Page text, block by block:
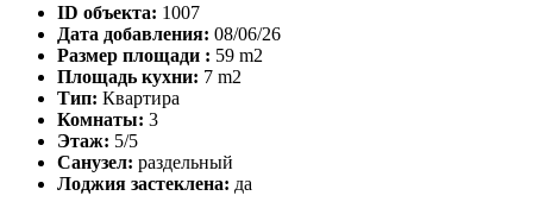
ID объекта: 1007
Дата добавления: 08/06/26
Размер площади : 59 m2
Площадь кухни: 7 m2
Тип: Квартира
Комнаты: 3
Этаж: 5/5
Санузел: раздельный
Лоджия застеклена: да